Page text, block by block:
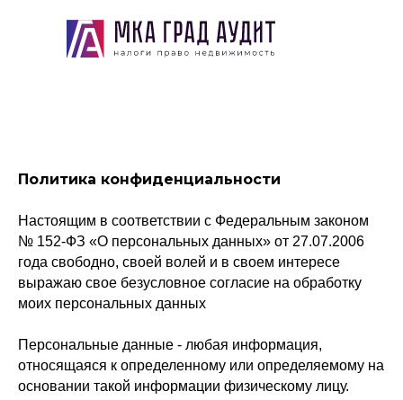
Политика конфиденциальности
Настоящим в соответствии с Федеральным законом
№ 152-ФЗ «О персональных данных» от 27.07.2006
года свободно, своей волей и в своем интересе
выражаю свое безусловное согласие на обработку
моих персональных данных
Персональные данные - любая информация,
относящаяся к определенному или определяемому на
основании такой информации физическому лицу.